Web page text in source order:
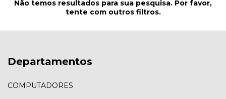
Não temos resultados para sua pesquisa. Por favor,
tente com outros filtros.
Departamentos
COMPUTADORES